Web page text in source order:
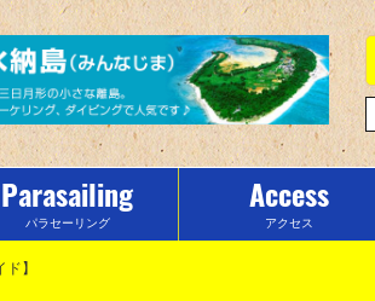
Parasailing
パラセーリング
Access
アクセス
】